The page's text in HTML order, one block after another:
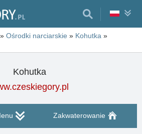
» Ośrodki narciarskie » Kohutka »
Kohutka
Zakwaterowanie